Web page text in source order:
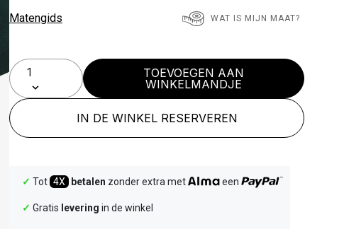
Matengids WAT IS MIJN MAAT?
TOEVOEGEN AAN
WINKELMANDJE
IN DE WINKEL RESERVEREN
✓ Tot 4X betalen zonder extra met een
✓ Gratis levering in de winkel